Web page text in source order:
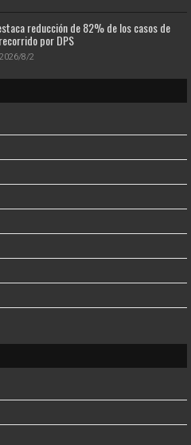
reducción de 82% de los casos de
por DPS
8/2